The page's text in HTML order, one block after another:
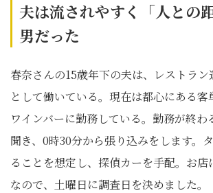
夫は流されやすく「人との
男だった
春奈さんの15歳年下の夫は、レストラ
として働いている。現在は都心にある客
ワインバーに勤務している。勤務が終わ
聞き、0時30分から張り込みをします。
ることを想定し、探偵カーを手配。お店
なので、土曜日に調査日を決めました。